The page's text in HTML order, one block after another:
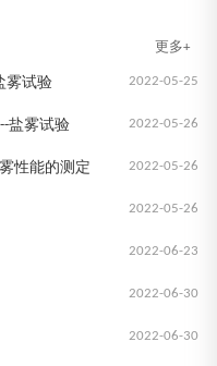
更多+
2022-05-25
雾试验
2022-05-26
盐雾试验
2022-05-26
性能的测定
2022-05-26
2022-06-23
2022-06-30
2022-06-30